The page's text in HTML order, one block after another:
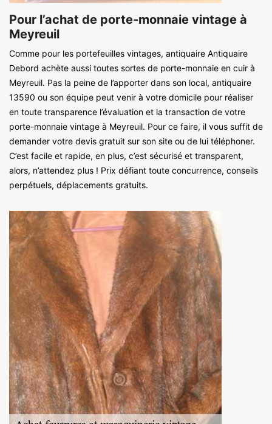
Pour l’achat de porte-monnaie vintage à
Meyreuil
Comme pour les portefeuilles vintages, antiquaire Antiquaire
Debord achète aussi toutes sortes de porte-monnaie en cuir à
Meyreuil. Pas la peine de l’apporter dans son local, antiquaire
13590 ou son équipe peut venir à votre domicile pour réaliser
en toute transparence l’évaluation et la transaction de votre
porte-monnaie vintage à Meyreuil. Pour ce faire, il vous suffit de
demander votre devis gratuit sur son site ou de lui téléphoner.
C’est facile et rapide, en plus, c’est sécurisé et transparent,
alors, n’attendez plus ! Prix défiant toute concurrence, conseils
perpétuels, déplacements gratuits.